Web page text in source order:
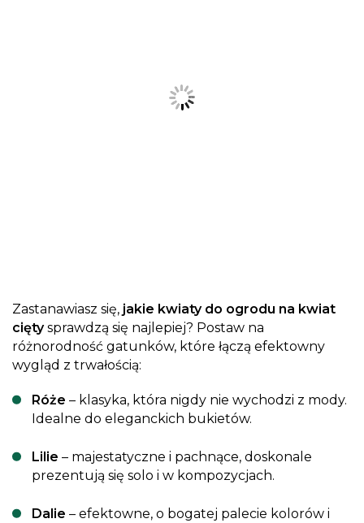
Zastanawiasz się, jakie kwiaty do ogrodu na kwiat
ciętysprawdzą się najlepiej? Postaw na
różnorodność gatunków, które łączą efektowny
wygląd z trwałością:
Róże – klasyka, która nigdy nie wychodzi z mody.
Idealne do eleganckich bukietów.
Lilie – majestatyczne i pachnące, doskonale
prezentują się solo i w kompozycjach.
Dalie – efektowne, o bogatej palecie kolorów i